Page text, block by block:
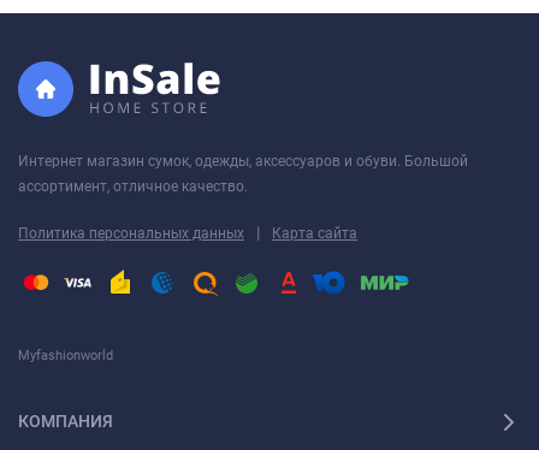
Интернет магазин сумок, одежды, аксессуаров и обуви. Большой
ассортимент, отличное качество.
Политика персональных данных | Карта сайта
Myfashionworld
КОМПАНИЯ